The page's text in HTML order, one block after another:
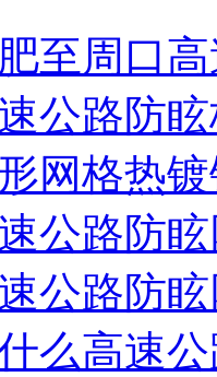
至周口
公路防
网格热
公路防
公路防
么高速